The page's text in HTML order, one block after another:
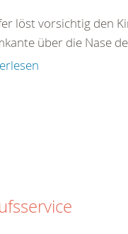
löst vorsichtig den
über die Nase